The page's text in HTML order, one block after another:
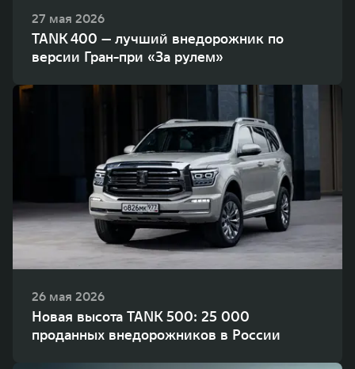
27 мая 2026
TANK 400 — лучший внедорожник по
версии Гран-при «За рулем»
26 мая 2026
Новая высота TANK 500: 25 000
проданных внедорожников в России